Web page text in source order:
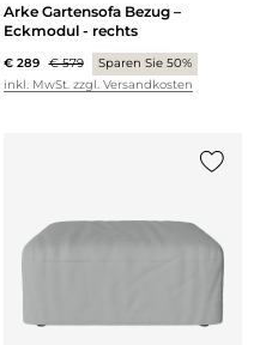
Arke Gartensofa Bezug –
Eckmodul - rechts
€ 289 € 579
Sparen Sie 50%
inkl. MwSt. zzgl. Versandkosten